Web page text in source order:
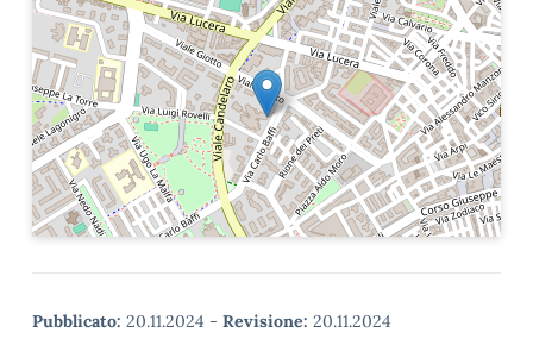
Pubblicato: 20.11.2024 - Revisione: 20.11.2024